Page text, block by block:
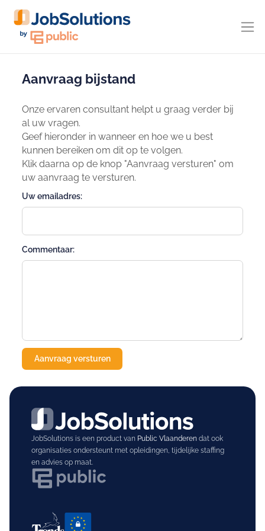
Aanvraag bijstand
Onze ervaren consultant helpt u graag verder bij
al uw vragen.
Geef hieronder in wanneer en hoe we u best
kunnen bereiken om dit op te volgen.
Klik daarna op de knop "Aanvraag versturen" om
uw aanvraag te versturen.
Uw emailadres:
Commentaar:
JobSolutions is een product van Public Vlaanderendat ook
organisaties ondersteunt met opleidingen, tijdelijke staffing
en advies op maat.